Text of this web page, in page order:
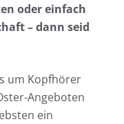
oder einfach
– dann seid
um Kopfhörer
Angeboten
ein